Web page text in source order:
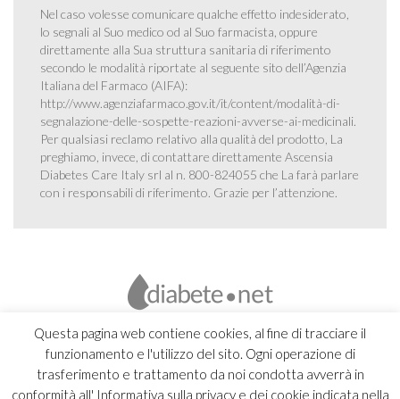
Questa pagina web contiene cookies, al fine di tracciare il
funzionamento e l'utilizzo del sito. Ogni operazione di
trasferimento e trattamento da noi condotta avverrà in
conformità all' Informativa sulla privacy e dei cookie indicata nella
Nel caso volesse comunicare qualche effetto indesiderato,
lo segnali al Suo medico od al Suo farmacista, oppure
direttamente alla Sua struttura sanitaria di riferimento
secondo le modalità riportate al seguente sito dell’Agenzia
Italiana del Farmaco (AIFA):
http://www.agenziafarmaco.gov.it/it/content/modalità-di-
segnalazione-delle-sospette-reazioni-avverse-ai-medicinali.
Per qualsiasi reclamo relativo alla qualità del prodotto, La
preghiamo, invece, di contattare direttamente Ascensia
Diabetes Care Italy srl al n. 800-824055 che La farà parlare
con i responsabili di riferimento. Grazie per l’attenzione.